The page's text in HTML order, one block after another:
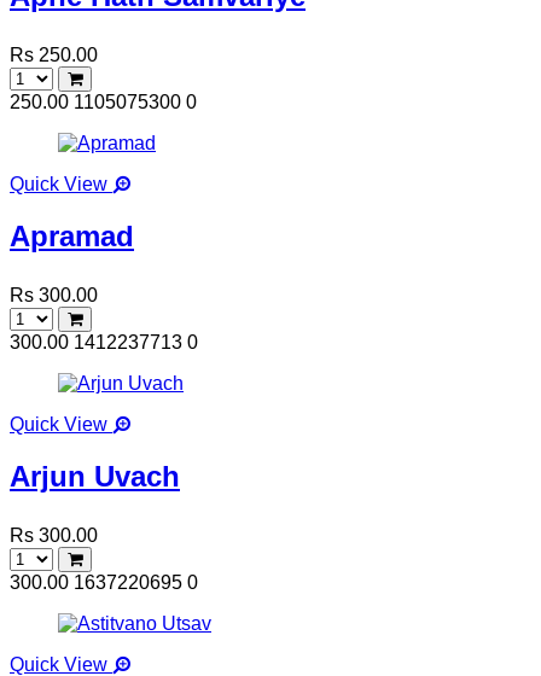
Rs 250.00
250.00 1105075300 0
Quick View
Apramad
Rs 300.00
300.00 1412237713 0
Quick View
Arjun Uvach
Rs 300.00
300.00 1637220695 0
Quick View